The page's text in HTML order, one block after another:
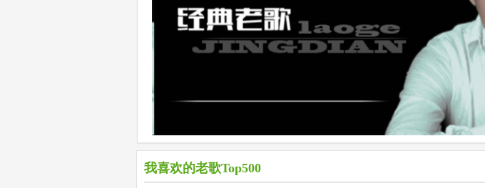
我喜欢的老歌Top500